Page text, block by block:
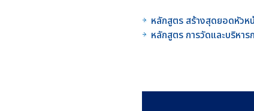
หลักสูตร สร้างสุดยอดหัว
หลักสูตร การวัดและบริห